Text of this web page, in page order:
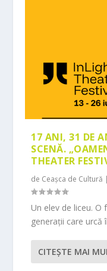
17 ANI, 31 DE
SCENĂ.
THEATER
de Ceașca de Cultură |
Un elev de liceu. O
generații care urcă
CITEŞTE MAI